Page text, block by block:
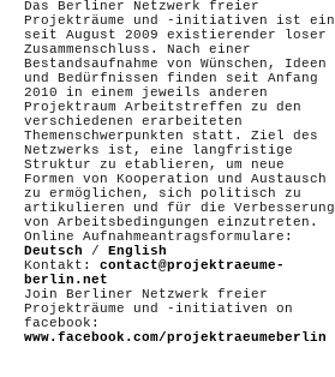
Das Berliner Netzwerk freier
Projekträume und -initiativen ist ein
seit August 2009 existierender loser
Zusammenschluss. Nach einer
Bestandsaufnahme von Wünschen, Ideen
und Bedürfnissen finden seit Anfang
2010 in einem jeweils anderen
Projektraum Arbeitstreffen zu den
verschiedenen erarbeiteten
Themenschwerpunkten statt. Ziel des
Netzwerks ist, eine langfristige
Struktur zu etablieren, um neue
Formen von Kooperation und Austausch
zu ermöglichen, sich politisch zu
artikulieren und für die Verbesserung
von Arbeitsbedingungen einzutreten.
Online Aufnahmeantragsformulare:
Deutsch / English
Kontakt: contact@projektraeume-
berlin.net
Join Berliner Netzwerk freier
Projekträume und -initiativen on
facebook:
www.facebook.com/projektraeumeberlin